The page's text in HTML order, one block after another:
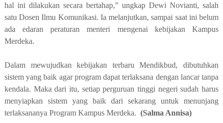
hal ini dilakukan secara bertahap,” ungkap Dewi Novianti, salah
satu Dosen Ilmu Komunikasi. Ia melanjutkan, sampai saat ini belum
ada edaran peraturan menteri mengenai kebijakan Kampus
Merdeka.
Dalam mewujudkan kebijakan terbaru Mendikbud, dibutuhkan
sistem yang baik agar program dapat terlaksana dengan lancar tanpa
kendala. Maka dari itu, setiap perguruan tinggi negeri sudah harus
menyiapkan sistem yang baik dari sekarang untuk menunjang
terlaksananya Program Kampus Merdeka. (Salma Annisa)